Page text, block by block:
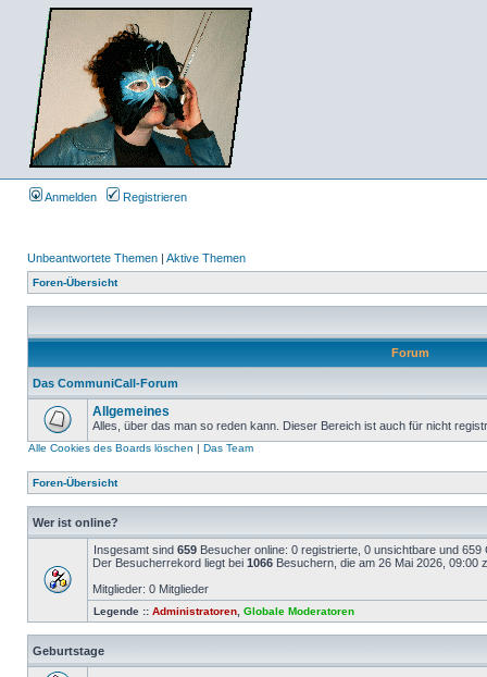
Anmelden Registrieren
Unbeantwortete Themen | Aktive Themen
Foren-Übersicht
Forum
Das CommuniCall-Forum
Allgemeines
Alles, über das man so reden kann. Dieser Bereich ist auch für nicht
Alle Cookies des Boards löschen | Das Team
Foren-Übersicht
Wer ist online?
Insgesamt sind 659 Besucher online: 0 registrierte, 0 unsichtbare und
Der Besucherrekord liegt bei 1066 Besuchern, die am 26 Mai 2026, 09:00
Mitglieder: 0 Mitglieder
Legende :: Administratoren Globale Moderatoren
Geburtstage